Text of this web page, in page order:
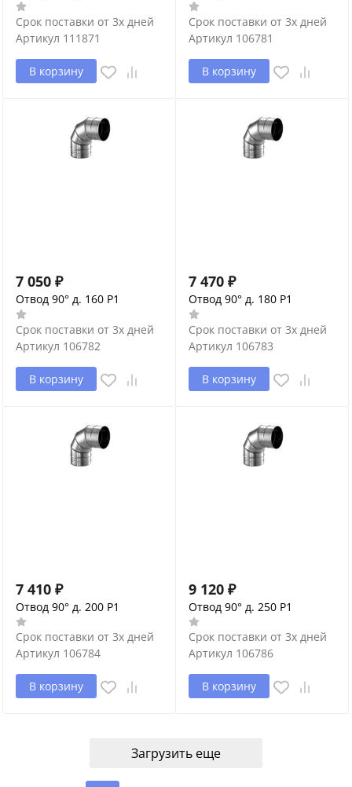
Срок поставки от 3х дней
Артикул 111871
В корзину
Срок поставки от 3х дней
Артикул 106781
В корзину
7 050 ₽
Отвод 90° д. 160 P1
Срок поставки от 3х дней
Артикул 106782
В корзину
7 470 ₽
Отвод 90° д. 180 P1
Срок поставки от 3х дней
Артикул 106783
В корзину
7 410 ₽
Отвод 90° д. 200 P1
Срок поставки от 3х дней
Артикул 106784
В корзину
9 120 ₽
Отвод 90° д. 250 P1
Срок поставки от 3х дней
Артикул 106786
В корзину
Загрузить еще